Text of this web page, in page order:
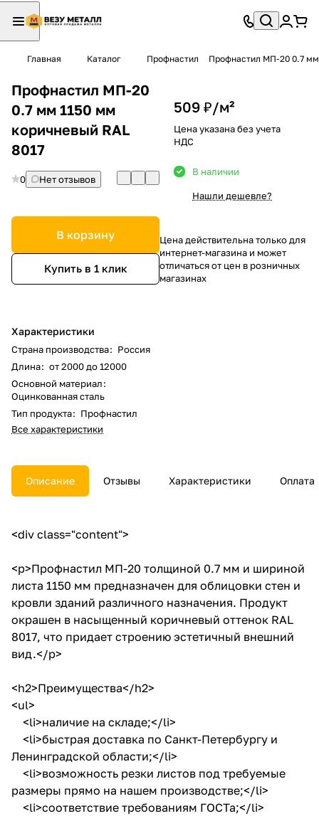
Главная Каталог Профнастил Профнастил МП-20 0.7 мм
Профнастил МП-20
0.7 мм 1150 мм
коричневый RAL
8017
0 Нет отзывов
В корзину
Купить в 1 клик
Характеристики
Страна производства: Россия
Длина: от 2000 до 12000
Основной материал:
Оцинкованная сталь
Тип продукта: Профнастил
Все характеристики
509 ₽/м²
Цена указана без учета
НДС
В наличии
Нашли дешевле?
Цена действительна только для
интернет-магазина и может
отличаться от цен в розничных
магазинах
Описание Отзывы Характеристики Оплата
<div class="content">
<p>Профнастил МП-20 толщиной 0.7 мм и шириной
листа 1150 мм предназначен для облицовки стен и
кровли зданий различного назначения. Продукт
окрашен в насыщенный коричневый оттенок RAL
8017, что придает строению эстетичный внешний
вид.</p>
<h2>Преимущества</h2>
<ul>
<li>наличие на складе;</li>
<li>быстрая доставка по Санкт-Петербургу и
Ленинградской области;</li>
<li>возможность резки листов под требуемые
размеры прямо на нашем производстве;</li>
<li>соответствие требованиям ГОСТа;</li>